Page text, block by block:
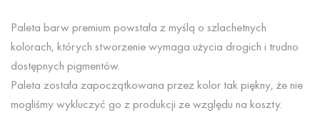
Paleta barw premium powstała z myślą o szlachetnych
kolorach, których stworzenie wymaga użycia drogich i trudno
dostępnych pigmentów.
Paleta została zapoczątkowana przez kolor tak piękny, że nie
mogliśmy wykluczyć go z produkcji ze względu na koszty.